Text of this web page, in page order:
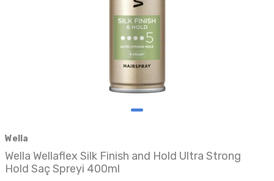
Wella
Wella Wellaflex Silk Finish and Hold Ultra Strong
Hold Saç Spreyi 400ml